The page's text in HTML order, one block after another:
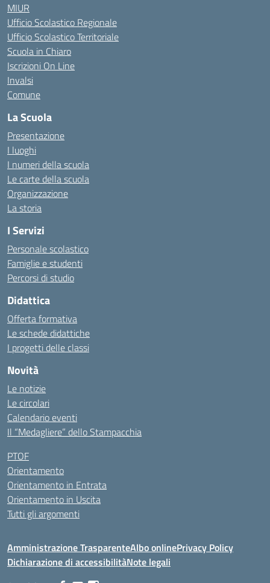
MIUR
Ufficio Scolastico Regionale
Ufficio Scolastico Territoriale
Scuola in Chiaro
Iscrizioni On Line
Invalsi
Comune
La Scuola
Presentazione
I luoghi
I numeri della scuola
Le carte della scuola
Organizzazione
La storia
I Servizi
Personale scolastico
Famiglie e studenti
Percorsi di studio
Didattica
Offerta formativa
Le schede didattiche
I progetti delle classi
Novità
Le notizie
Le circolari
Calendario eventi
Il “Medagliere” dello Stampacchia
PTOF
Orientamento
Orientamento in Entrata
Orientamento in Uscita
Tutti gli argomenti
Amministrazione TrasparenteAlbo onlinePrivacy Policy
Dichiarazione di accessibilitàNote legali